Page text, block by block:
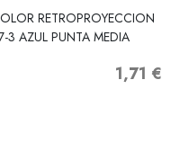
RETROPROYECCION
3 AZUL PUNTA MEDIA
Precio
1,71 €